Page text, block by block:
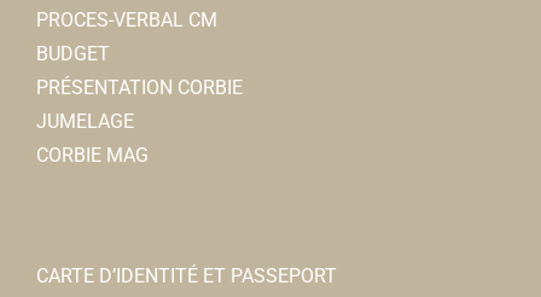
PROCES-VERBAL CM
BUDGET
PRÉSENTATION CORBIE
JUMELAGE
CORBIE MAG
CARTE D’IDENTITÉ ET PASSEPORT